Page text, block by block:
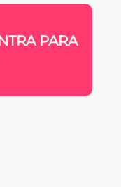
PARA